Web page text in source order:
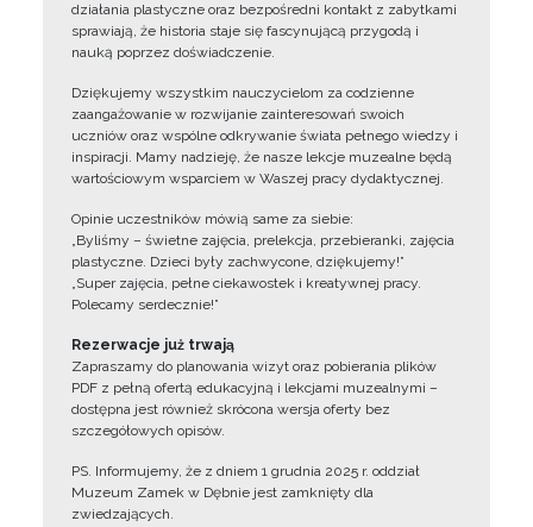
działania plastyczne oraz bezpośredni kontakt z zabytkami
sprawiają, że historia staje się fascynującą przygodą i
nauką poprzez doświadczenie.
Dziękujemy wszystkim nauczycielom za codzienne
zaangażowanie w rozwijanie zainteresowań swoich
uczniów oraz wspólne odkrywanie świata pełnego wiedzy i
inspiracji. Mamy nadzieję, że nasze lekcje muzealne będą
wartościowym wsparciem w Waszej pracy dydaktycznej.
Opinie uczestników mówią same za siebie:
„Byliśmy – świetne zajęcia, prelekcja, przebieranki, zajęcia
plastyczne. Dzieci były zachwycone, dziękujemy!”
„Super zajęcia, pełne ciekawostek i kreatywnej pracy.
Polecamy serdecznie!”
Rezerwacje już trwają
Zapraszamy do planowania wizyt oraz pobierania plików
PDF z pełną ofertą edukacyjną i lekcjami muzealnymi –
dostępna jest również skrócona wersja oferty bez
szczegółowych opisów.
PS. Informujemy, że z dniem 1 grudnia 2025 r. oddział
Muzeum Zamek w Dębnie jest zamknięty dla
zwiedzających.